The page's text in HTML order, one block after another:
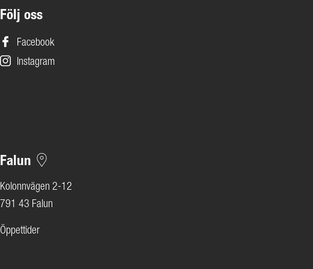
Följ oss
Facebook
Instagram
Falun
Kolonnvägen 2-12
791 43 Falun
Öppettider